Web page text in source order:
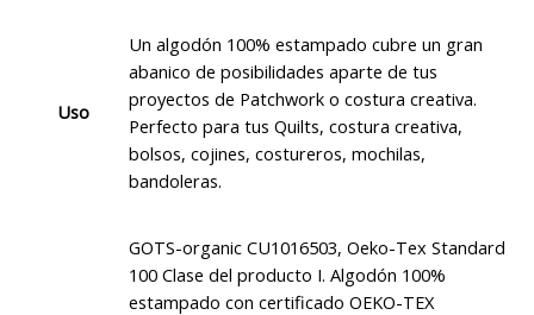
Uso
Un algodón 100% estampado cubre un gran
abanico de posibilidades aparte de tus
proyectos de Patchwork o costura creativa.
Perfecto para tus Quilts, costura creativa,
bolsos, cojines, costureros, mochilas,
bandoleras.
GOTS-organic CU1016503, Oeko-Tex Standard
100 Clase del producto I. Algodón 100%
estampado con certificado OEKO-TEX